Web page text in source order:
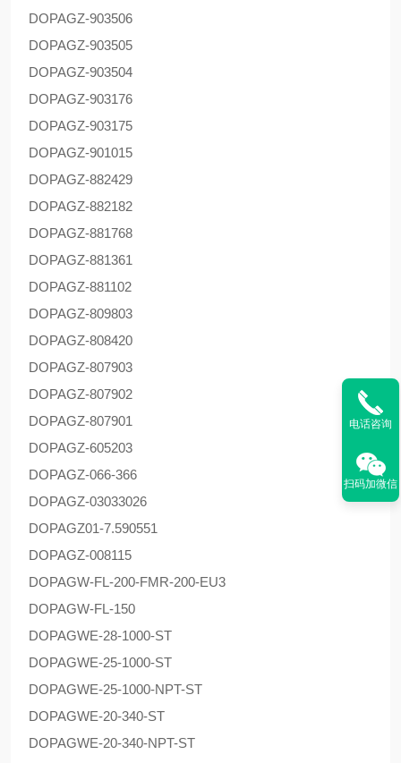
DOPAGZ-903506
DOPAGZ-903505
DOPAGZ-903504
DOPAGZ-903176
DOPAGZ-903175
DOPAGZ-901015
DOPAGZ-882429
DOPAGZ-882182
DOPAGZ-881768
DOPAGZ-881361
DOPAGZ-881102
DOPAGZ-809803
DOPAGZ-808420
DOPAGZ-807903
DOPAGZ-807902
DOPAGZ-807901
DOPAGZ-605203
DOPAGZ-066-366
DOPAGZ-03033026
DOPAGZ01-7.590551
DOPAGZ-008115
DOPAGW-FL-200-FMR-200-EU3
DOPAGW-FL-150
DOPAGWE-28-1000-ST
DOPAGWE-25-1000-ST
DOPAGWE-25-1000-NPT-ST
DOPAGWE-20-340-ST
DOPAGWE-20-340-NPT-ST
电话咨询
扫码加微信